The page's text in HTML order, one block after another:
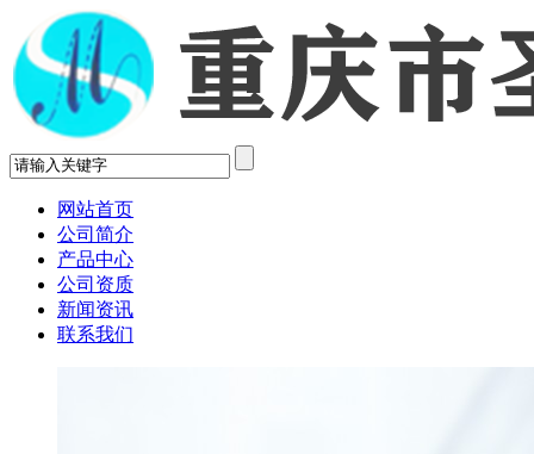
网站首页
公司简介
产品中心
公司资质
新闻资讯
联系我们